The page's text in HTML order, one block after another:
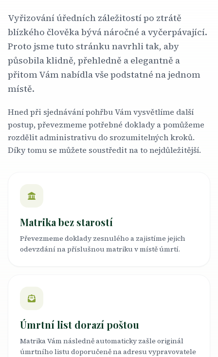
Vyřizování úředních záležitostí po ztrátě
blízkého člověka bývá náročné a vyčerpávající.
Proto jsme tuto stránku navrhli tak, aby
působila klidně, přehledně a elegantně a
přitom Vám nabídla vše podstatné na jednom
místě.
Hned při sjednávání pohřbu Vám vysvětlíme další
postup, převezmeme potřebné doklady a pomůžeme
rozdělit administrativu do srozumitelných kroků.
Díky tomu se můžete soustředit na to nejdůležitější.
Matrika bez starostí
Převezmeme doklady zesnulého a zajistíme jejich
odevzdání na příslušnou matriku v místě úmrtí.
Úmrtní list dorazí poštou
Matrika Vám následně automaticky zašle originál
úmrtního listu doporučeně na adresu vypravovatele